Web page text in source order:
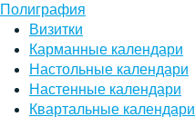
Полиграфия
Визитки
Карманные календари
Настольные календари
Настенные календари
Квартальные календари